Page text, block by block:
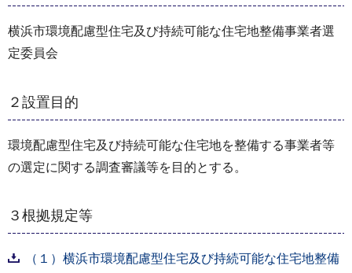
横浜市環境配慮型住宅及び持続可能な住宅地整備事業者選
定委員会
２設置目的
環境配慮型住宅及び持続可能な住宅地を整備する事業者等
の選定に関する調査審議等を目的とする。
３根拠規定等
（１）横浜市環境配慮型住宅及び持続可能な住宅地整備